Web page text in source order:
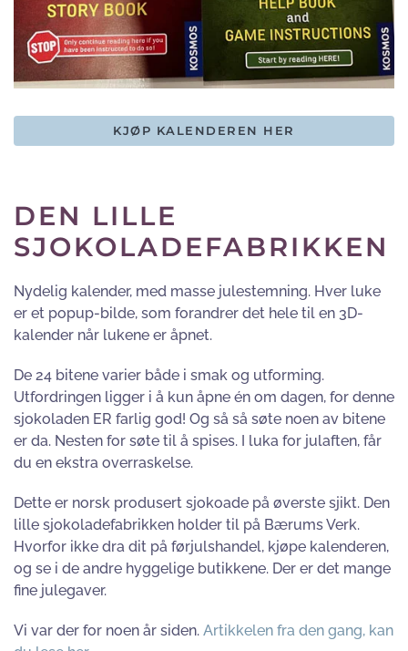
KJØP KALENDEREN HER
DEN LILLE
SJOKOLADEFABRIKKEN
Nydelig kalender, med masse julestemning. Hver luke
er et popup-bilde, som forandrer det hele til en 3D-
kalender når lukene er åpnet.
De 24 bitene varier både i smak og utforming.
Utfordringen ligger i å kun åpne én om dagen, for denne
sjokoladen ER farlig god! Og så så søte noen av bitene
er da. Nesten for søte til å spises. I luka for julaften, får
du en ekstra overraskelse.
Dette er norsk produsert sjokoade på øverste sjikt. Den
lille sjokoladefabrikken holder til på Bærums Verk.
Hvorfor ikke dra dit på førjulshandel, kjøpe kalenderen,
og se i de andre hyggelige butikkene. Der er det mange
fine julegaver.
Vi var der for noen år siden. Artikkelen fra den gang, kan